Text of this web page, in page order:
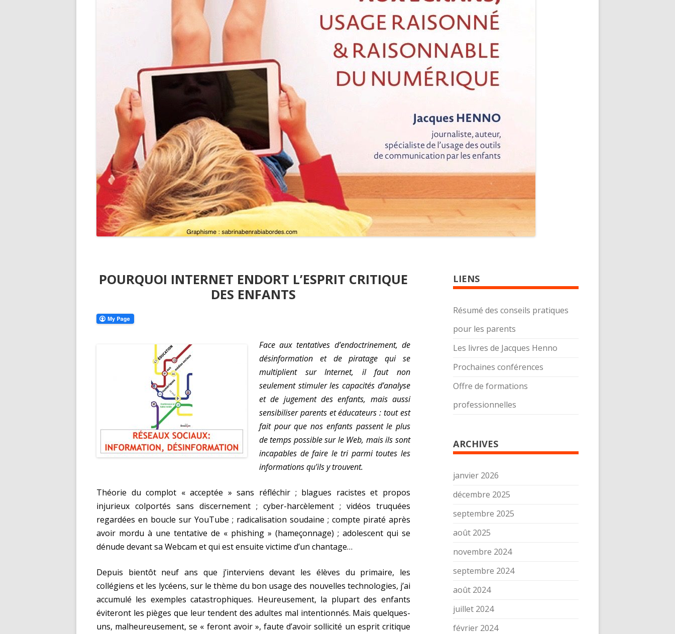
POURQUOI INTERNET ENDORT L’ESPRIT CRITIQUE
DES ENFANTS
Face aux tentatives d’endoctrinement, de
désinformation et de piratage qui se
multiplient sur Internet, il faut non
seulement stimuler les capacités d’analyse
et de jugement des enfants, mais aussi
sensibiliser parents et éducateurs : tout est
fait pour que nos enfants passent le plus
de temps possible sur le Web, mais ils sont
incapables de faire le tri parmi toutes les
informations qu’ils y trouvent.
Théorie du complot « acceptée » sans réfléchir ; blagues racistes et propos
injurieux colportés sans discernement ; cyber-harcèlement ; vidéos truquées
regardées en boucle sur YouTube ; radicalisation soudaine ; compte piraté après
avoir mordu à une tentative de « phishing » (hameçonnage) ; adolescent qui se
dénude devant sa Webcam et qui est ensuite victime d’un chantage…
Depuis bientôt neuf ans que j’interviens devant les élèves du primaire, les
collégiens et les lycéens, sur le thème du bon usage des nouvelles technologies, j’ai
accumulé les exemples catastrophiques. Heureusement, la plupart des enfants
éviteront les pièges que leur tendent des adultes mal intentionnés. Mais quelques-
uns, malheureusement, se « feront avoir », faute d’avoir sollicité un esprit critique
LIENS
Résumé des conseils pratiques
pour les parents
Les livres de Jacques Henno
Prochaines conférences
Offre de formations
professionnelles
ARCHIVES
janvier 2026
décembre 2025
septembre 2025
août 2025
novembre 2024
septembre 2024
août 2024
juillet 2024
février 2024